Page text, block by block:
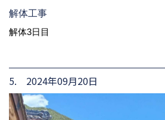
解体工事
解体3日目
5. 2024年09月20日